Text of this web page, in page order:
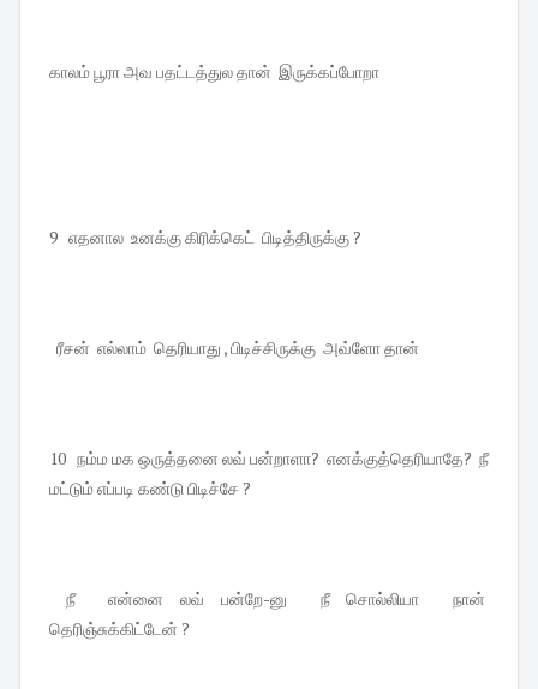
காலம் பூரா அவ பதட்டத்துல தான் இருக்கப்போறா
9 எதனால உனக்கு கிரிக்கெட் பிடித்திருக்கு ?
ரீசன் எல்லாம் தெரியாது , பிடிச்சிருக்கு அவ்ளோ தான்
10 நம்ம மக ஒருத்தனை லவ் பன்றாளா? எனக்குத்தெரியாதே? நீ
மட்டும் எப்படி கண்டு பிடிச்சே ?
நீ என்னை லவ் பன்றே-னு நீ சொல்லியா நான்
தெரிஞ்சுக்கிட்டேன் ?